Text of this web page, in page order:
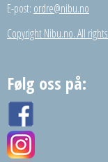
E-post: ordre@nibu.no
Copyright Nibu.no. All
Følg oss på: